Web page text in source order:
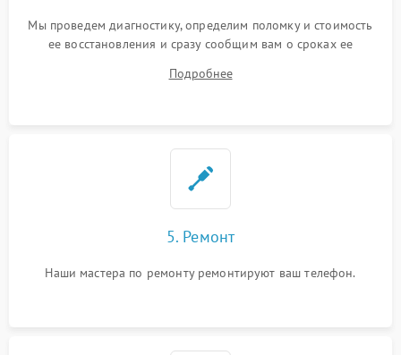
Мы проведем диагностику, определим поломку и стоимость
ее восстановления и сразу сообщим вам о сроках ее
Подробнее
5. Ремонт
Наши мастера по ремонту ремонтируют ваш телефон.